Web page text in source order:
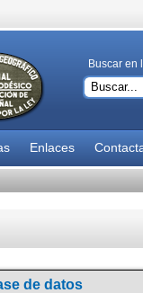
Buscar en
Enlaces
de datos